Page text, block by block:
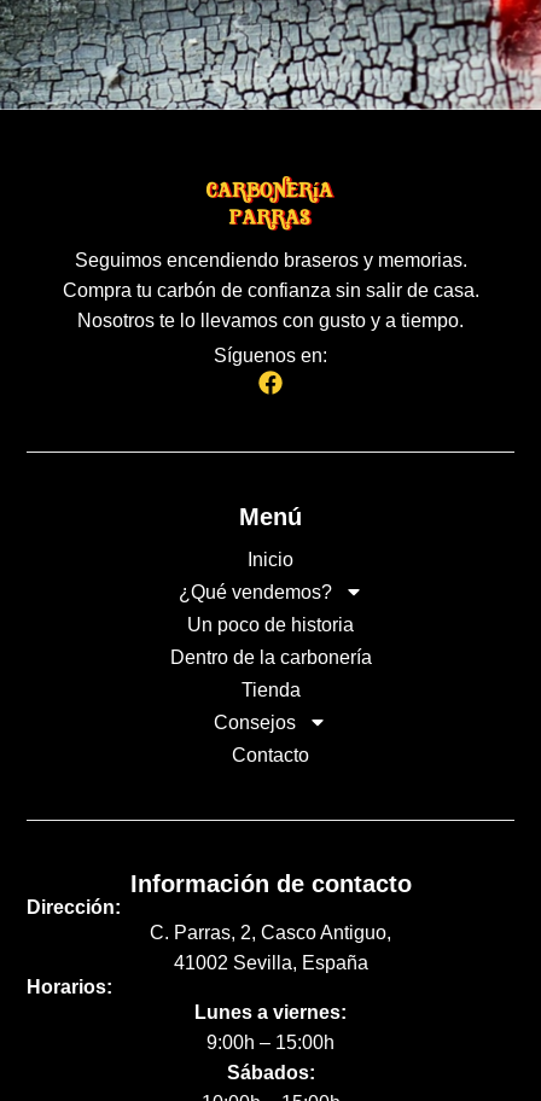
Seguimos encendiendo braseros y memorias.
Compra tu carbón de confianza sin salir de casa.
Nosotros te lo llevamos con gusto y a tiempo.
Síguenos en:
Menú
Inicio
¿Qué vendemos?
Un poco de historia
Dentro de la carbonería
Tienda
Consejos
Contacto
Información de contacto
Dirección:
C. Parras, 2, Casco Antiguo,
41002 Sevilla, España
Horarios:
Lunes a viernes:
9:00h – 15:00h
Sábados: